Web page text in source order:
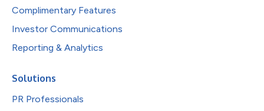
Complimentary Features
Investor Communications
Reporting & Analytics
Solutions
PR Professionals